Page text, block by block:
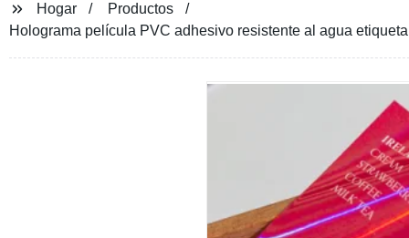
Hogar
Productos
Holograma película PVC adhesivo resistente al agua